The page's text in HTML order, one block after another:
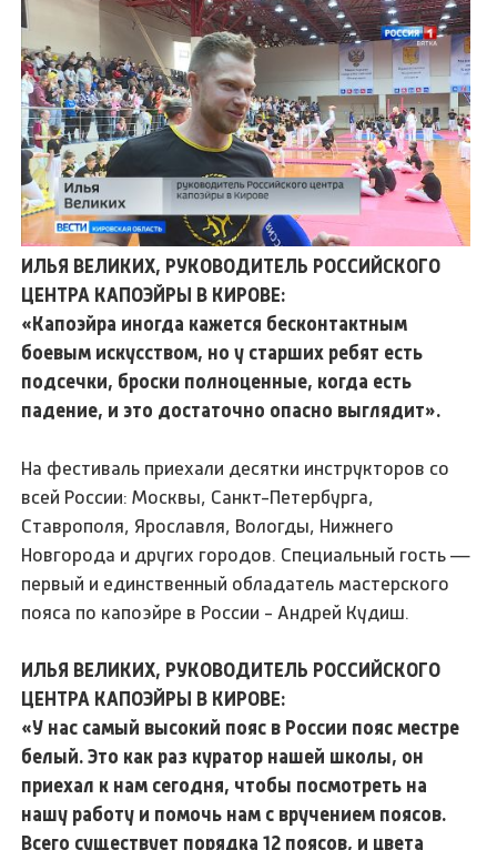
ИЛЬЯ ВЕЛИКИХ, РУКОВОДИТЕЛЬ РОССИЙСКОГО
ЦЕНТРА КАПОЭЙРЫ В КИРОВЕ:
«Капоэйра иногда кажется бесконтактным
боевым искусством, но у старших ребят есть
подсечки, броски полноценные, когда есть
падение, и это достаточно опасно выглядит».
На фестиваль приехали десятки инструкторов со
всей России: Москвы, Санкт-Петербурга,
Ставрополя, Ярославля, Вологды, Нижнего
Новгорода и других городов. Специальный гость —
первый и единственный обладатель мастерского
пояса по капоэйре в России - Андрей Кудиш.
ИЛЬЯ ВЕЛИКИХ, РУКОВОДИТЕЛЬ РОССИЙСКОГО
ЦЕНТРА КАПОЭЙРЫ В КИРОВЕ:
«У нас самый высокий пояс в России пояс местре
белый. Это как раз куратор нашей школы, он
приехал к нам сегодня, чтобы посмотреть на
нашу работу и помочь нам с вручением поясов.
Всего существует порядка 12 поясов, и цвета